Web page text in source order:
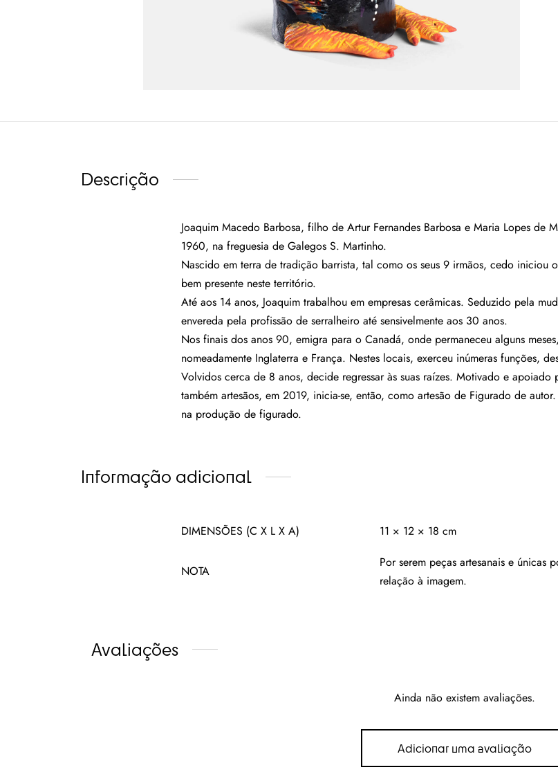
Descrição
Joaquim Macedo Barbosa, filho de Artur Fernandes Barbosa e Maria Lopes de
1960, na freguesia de Galegos S. Martinho.
Nascido em terra de tradição barrista, tal como os seus 9 irmãos, cedo iniciou
bem presente neste território.
Até aos 14 anos, Joaquim trabalhou em empresas cerâmicas. Seduzido pela
envereda pela profissão de serralheiro até sensivelmente aos 30 anos.
Nos finais dos anos 90, emigra para o Canadá, onde permaneceu alguns
nomeadamente Inglaterra e França. Nestes locais, exerceu inúmeras funções,
Volvidos cerca de 8 anos, decide regressar às suas raízes. Motivado e apoiado
também artesãos, em 2019, inicia-se, então, como artesão de Figurado de
na produção de figurado.
Informação adicional
DIMENSÕES (C X L X A) 11 × 12 × 18 cm
NOTA
Por serem peças artesanais e únicas
relação à imagem.
Avaliações
Ainda não existem avaliações.
Adicionar uma avaliação